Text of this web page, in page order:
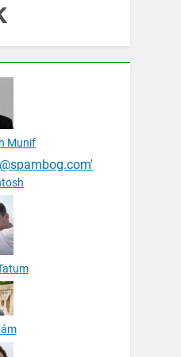
Munif